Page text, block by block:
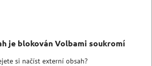
je blokován Volbami soukromí
si načíst externí obsah?